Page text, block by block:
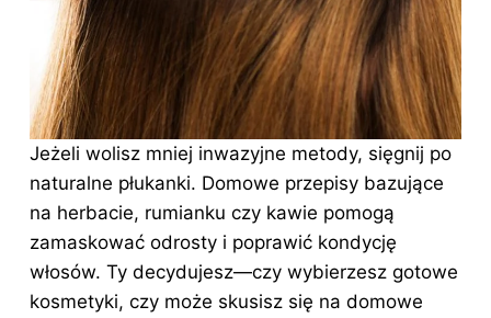
Jeżeli wolisz mniej inwazyjne metody, sięgnij po
naturalne płukanki. Domowe przepisy bazujące
na herbacie, rumianku czy kawie pomogą
zamaskować odrosty i poprawić kondycję
włosów. Ty decydujesz—czy wybierzesz gotowe
kosmetyki, czy może skusisz się na domowe